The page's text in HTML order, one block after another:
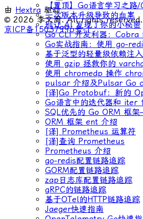
【置顶】Go语言学习之路/
一次版本升级导致的血案
别让 AI 发现了你的小秘密
Go CLI 开发利器：Cobra
Go实战指南：使用 go-
基于泛型的轻量级依赖注
使用 gzip 拯救你的
使用 chromedp 操作
pulsar 介绍及Pulsar Go
[译]Go Protobuf：新的
Go语言中的迭代器和 iter
SQL优先的 Go ORM 框
ORM 框架 ent 介绍
[译] Prometheus 运算符
[译]查询 Prometheus
Prometheus 介绍
go-redis配置链路追踪
GORM配置链路追踪
zap日志库配置链路追踪
gRPC的链路追踪
基于OTel的HTTP链路追踪
Jaeger快速指南
由 Hextra 驱动.
© 2026 李文周. All rights reserved.
京ICP备15037996号-1